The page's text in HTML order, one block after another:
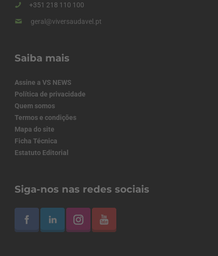
+351 218 110 100
geral@viversaudavel.pt
Saiba mais
Assine a VS NEWS
Política de privacidade
Quem somos
Termos e condições
Mapa do site
Ficha Técnica
Estatuto Editorial
Siga-nos nas redes sociais